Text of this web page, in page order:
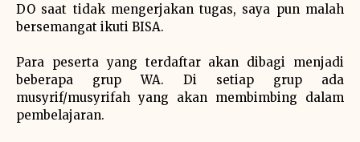
DO saat tidak mengerjakan tugas, saya pun malah
bersemangat ikuti BISA.
Para peserta yang terdaftar akan dibagi menjadi
beberapa grup WA. Di setiap grup ada
musyrif/musyrifah yang akan membimbing dalam
pembelajaran.